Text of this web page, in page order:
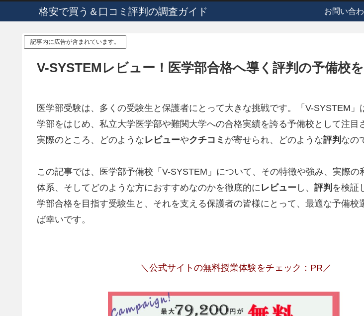
格安で買う＆口コミ評判の調査ガイド お問い合
記事内に広告が含まれています。
V-SYSTEMレビュー！医学部合格へ導く評判の予備校
医学部受験は、多くの受験生と保護者にとって大きな挑戦です。「V-SYSTEM」
学部をはじめ、私立大学医学部や難関大学への合格実績を誇る予備校として注目
実際のところ、どのようなレビューやクチコミ が寄せられ、どのような評判 なの
この記事では、医学部予備校「V-SYSTEM」について、その特徴や強み、実際の
体系、そしてどのような方におすすめなのかを徹底的にレビュー し、 評判 を検証
学部合格を目指す受験生と、それを支える保護者の皆様にとって、最適な予備校
ば幸いです。
＼公式サイトの無料授業体験をチェック：PR／